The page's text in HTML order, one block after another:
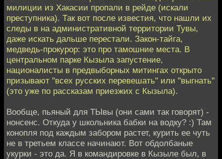
милиции из Хакасии пропали в рейде (искали
преступника). Так вот после известия, что нашли их
следы в на административной территории Тувы,
даже искать дальше перестали. Закон-тайга,
медведь-прокурор: это про тамошние места. В
центральном парке Кызыла запустение,
националисты в предвыборных митингах открыто
призывают "всех русских перевешать" или "выгнать"
(это уже по рассказам приезжих с Кызыла).
Вообще, пьяный для ТЫвы (они сами так говорят) -
нонсенс. Откуда у школьника бабки на водку? :) Там
конопля под каждым забором растет, курить ее чуть
не в третьем классе начинают. Вот обдолбаные
укурки - это да. Я в командировке в Кызыле был, в